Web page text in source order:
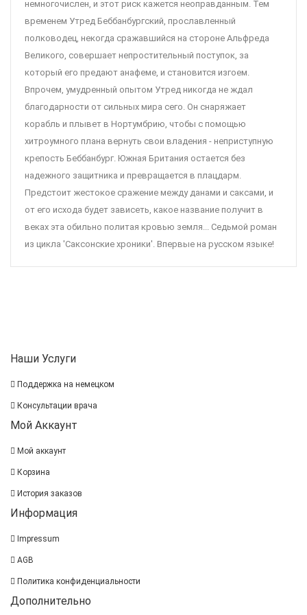
немногочислен, и этот риск кажется неоправданным. Тем
временем Утред Беббанбургский, прославленный
полководец, некогда сражавшийся на стороне Альфреда
Великого, совершает непростительный поступок, за
который его предают анафеме, и становится изгоем.
Впрочем, умудренный опытом Утред никогда не ждал
благодарности от сильных мира сего. Он снаряжает
корабль и плывет в Нортумбрию, чтобы с помощью
хитроумного плана вернуть свои владения - неприступную
крепость Беббанбург. Южная Британия остается без
надежного защитника и превращается в плацдарм.
Предстоит жестокое сражение между данами и саксами, и
от его исхода будет зависеть, какое название получит в
веках эта обильно политая кровью земля... Седьмой роман
из цикла 'Саксонские хроники'. Впервые на русском языке!
Наши Услуги
Поддержка на немецком
Консультации врача
Мой Аккаунт
Мой аккаунт
Корзина
История заказов
Информация
Impressum
AGB
Политика конфиденциальности
Дополнительно